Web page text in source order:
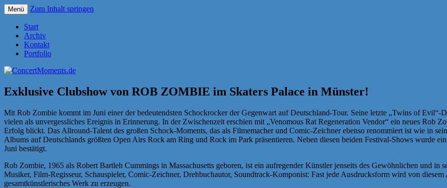
ConcertMoments.de
Menü Zum Inhalt springen
Start
Archiv
Kontakt
Portfolio
Exklusive Clubshow von ROB ZOMBIE im Skaters Palace in Münster!
Mit Rob Zombie kommt im Juni einer der bedeutendsten Schockrocker der Gegenwart auf Deutschland-Tour. Seine letzte „Twins of
vielen als unvergessliches Ereignis in Erinnerung. In der Zwischenzeit erschien mit „Venomous Rat Regeneration Vendor“ ein neues Rob
Erfolg blickt. Das Allround-Talent des großen Schock-Moments, das als Filmemacher und Comic-Zeichner ebenso renommiert ist wie in
Albums auf Deutschlands größten Open Airs Rock am Ring und Rock im Park präsentieren. Neben diesen beiden Festival-Shows wurde
Juni bestätigt.
Rob Zombie, 1965 als Robert Bartleh Cummings in Massachusetts geboren, ist ein aufregender Künstler jenseits des Gewöhnlichen und in
Musiker, Film-Regisseur, Schauspieler, Comic-Zeichner, Drehbuchautor, Soundtrack-Komponist: Fast jede Ausdrucksform wird von
gesamtkünstlerisches Werk zu erzeugen.